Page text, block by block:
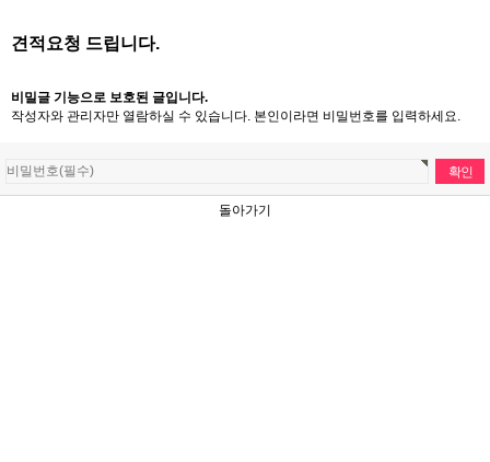
견적요청 드립니다.
비밀글 기능으로 보호된 글입니다.
작성자와 관리자만 열람하실 수 있습니다. 본인이라면 비밀번호를 입력하세요.
돌아가기